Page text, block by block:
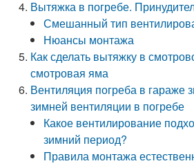
Вытяжка в погребе.
Смешанный тип
Нюансы монтажа
Как сделать вытяжку в
смотровая яма
Вентиляция погреба в гараже
зимней вентиляции в погребе
Какое вентилирование
зимний период?
Правила монтажа